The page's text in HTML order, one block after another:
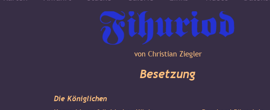
Besetzung
Die Königlichen
von Christian Ziegler